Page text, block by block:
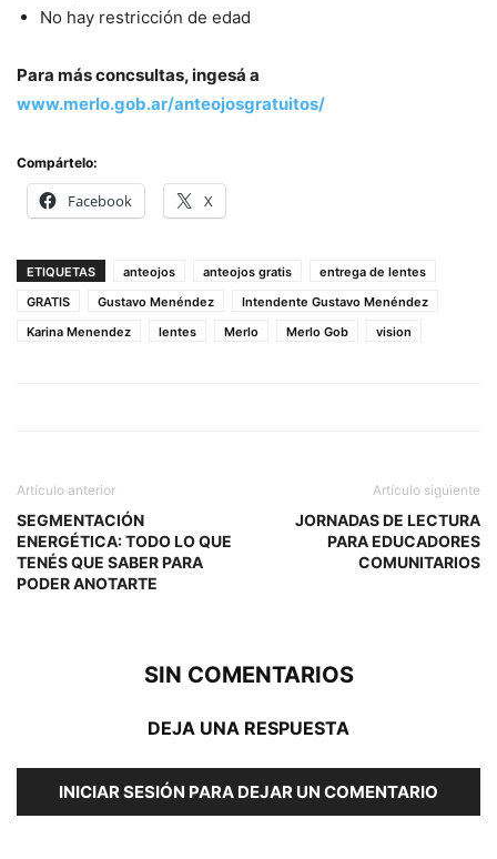
No hay restricción de edad
Para más concsultas, ingesá a
www.merlo.gob.ar/anteojosgratuitos/
Compártelo:
Facebook X
ETIQUETAS anteojos anteojos gratis
entrega de lentes
GRATIS
Gustavo Menéndez
Intendente Gustavo Menéndez
Karina Menendez
lentes Merlo Merlo Gob vision
Artículo anterior
SEGMENTACIÓN
ENERGÉTICA: TODO LO QUE
TENÉS QUE SABER PARA
PODER ANOTARTE
Artículo siguiente
JORNADAS DE LECTURA
PARA EDUCADORES
COMUNITARIOS
SIN COMENTARIOS
DEJA UNA RESPUESTA
INICIAR SESIÓN PARA DEJAR UN COMENTARIO